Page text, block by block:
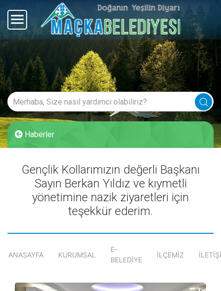
Haberler
Gençlik Kollarımızın değerli Başkanı
Sayın Berkan Yıldız ve kıymetli
yönetimine nazik ziyaretleri için
teşekkür ederim.
ANASAYFA KURUMSAL
E-
BELEDİYE
İLÇEMİZ